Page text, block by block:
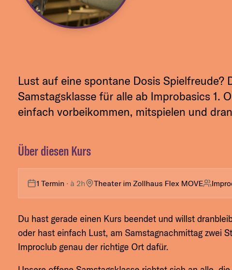
Lust auf eine spontane Dosis
Samstagsklasse für alle ab Improbasics 1.
einfach vorbeikommen, mitspielen und
Über diesen Kurs
1 Termin · à 2h Theater im Zollhaus Flex MOVE
Du hast gerade einen Kurs beendet und willst
oder hast einfach Lust, am Samstagnachmittag zwei
Improclub genau der richtige Ort dafür.